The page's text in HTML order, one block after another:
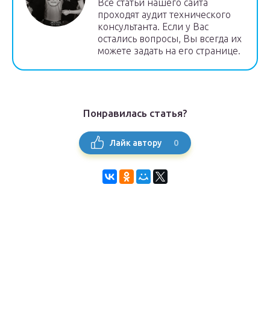
Всё статьи нашего сайта
проходят аудит технического
консультанта. Если у Вас
остались вопросы, Вы всегда их
можете задать на его странице.
Понравилась статья?
Лайк автору 0